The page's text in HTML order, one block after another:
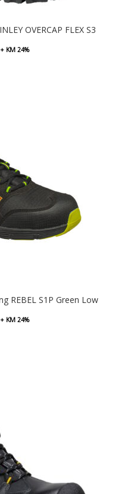
OVERCAP FLEX S3
+ KM 24%
REBEL S1P Green Low
+ KM 24%